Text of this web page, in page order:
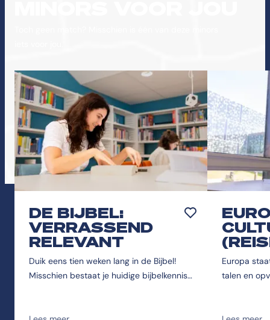
DE BIJBEL:
VERRASSEND
RELEVANT
Duik eens tien weken lang in de Bijbel!
Misschien bestaat je huidige bijbelkennis
Toevoegen aan
Europa
talen en